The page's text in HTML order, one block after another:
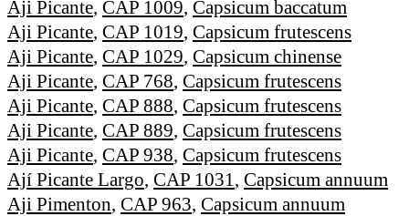
Aji Picante, CAP 1009, Capsicum baccatum
Aji Picante, CAP 1019, Capsicum frutescens
Aji Picante, CAP 1029, Capsicum chinense
Aji Picante, CAP 768, Capsicum frutescens
Aji Picante, CAP 888, Capsicum frutescens
Aji Picante, CAP 889, Capsicum frutescens
Aji Picante, CAP 938, Capsicum frutescens
Ají Picante Largo, CAP 1031, Capsicum annuum
Aji Pimenton, CAP 963, Capsicum annuum